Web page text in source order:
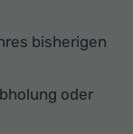
bisherigen
oder